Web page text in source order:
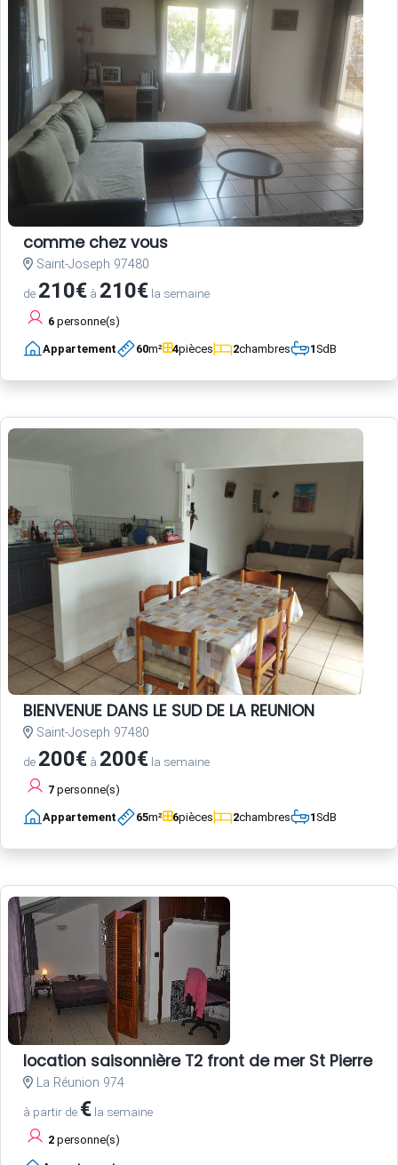
comme chez vous
Saint-Joseph 97480
de 210€ à 210€ la semaine
6 personne(s)
Appartement 60m² 4pièces 2chambres 1SdB
BIENVENUE DANS LE SUD DE LA REUNION
Saint-Joseph 97480
de 200€ à 200€ la semaine
7 personne(s)
Appartement 65m² 6pièces 2chambres 1SdB
location saisonnière T2 front de mer St Pierre
La Réunion 974
à partir de € la semaine
2 personne(s)